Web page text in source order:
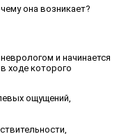
она возникает?
и начинается
ходе которого
ощущений,